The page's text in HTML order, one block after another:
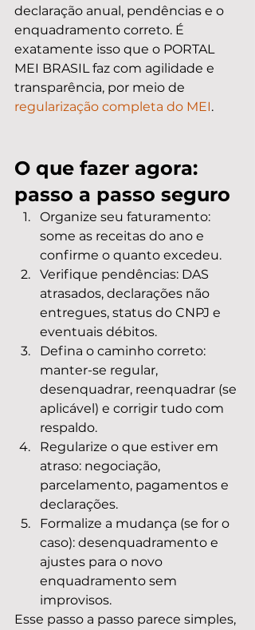
declaração anual, pendências e o
enquadramento correto. É
exatamente isso que o PORTAL
MEI BRASIL faz com agilidade e
transparência, por meio de
regularização completa do MEI.
O que fazer agora:
passo a passo seguro
Organize seu faturamento:
some as receitas do ano e
confirme o quanto excedeu.
Verifique pendências: DAS
atrasados, declarações não
entregues, status do CNPJ e
eventuais débitos.
Defina o caminho correto:
manter-se regular,
desenquadrar, reenquadrar (se
aplicável) e corrigir tudo com
respaldo.
Regularize o que estiver em
atraso: negociação,
parcelamento, pagamentos e
declarações.
Formalize a mudança (se for o
caso): desenquadramento e
ajustes para o novo
enquadramento sem
improvisos.
Esse passo a passo parece simples,